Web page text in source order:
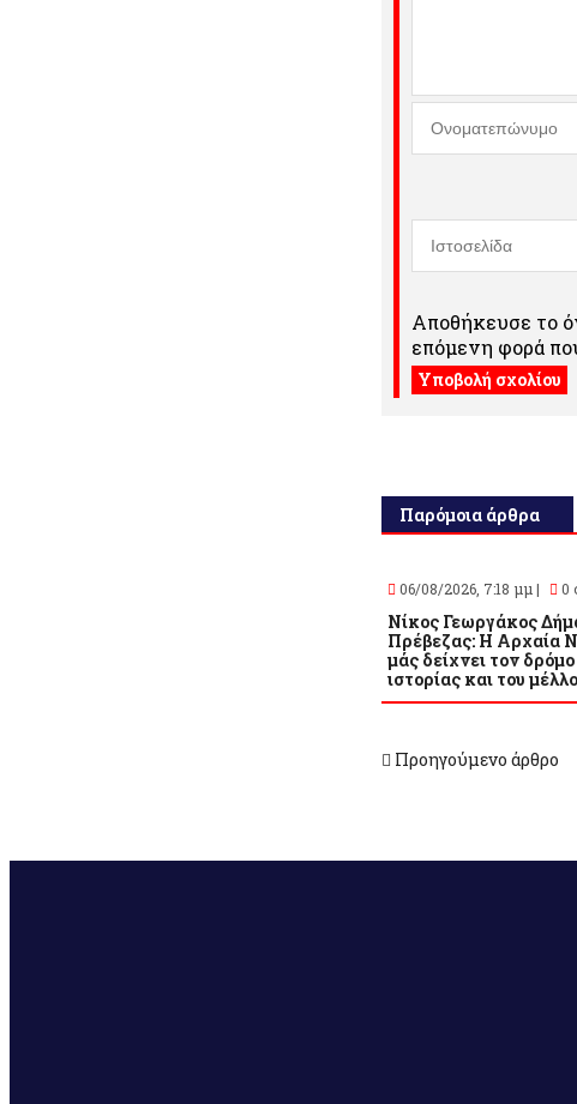
Αποθήκευσε το
επόμενη φορά
Παρόμοια άρθρα
06/08/2026, 7:18 μμ | 0
Νίκος Γεωργάκος
Πρέβεζας: Η Αρχαία
μάς δείχνει τον
ιστορίας και του
Προηγούμενο άρθρο